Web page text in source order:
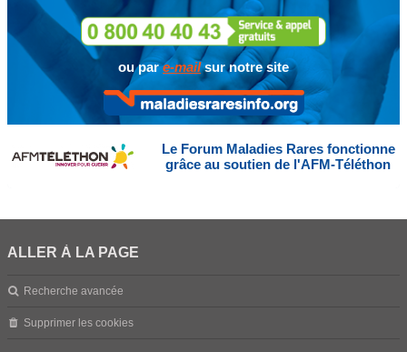
ou pare-mailsur notre site
Le Forum Maladies Rares fonctionne
grâce au soutien de l'AFM-Téléthon
ALLER À LA PAGE
Recherche avancée
Supprimer les cookies